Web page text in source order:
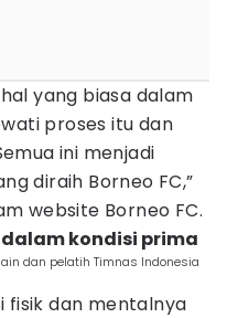
yang biasa dalam
proses itu dan
ini menjadi
diraih Borneo FC,”
website Borneo FC.
kondisi prima
dan pelatih Timnas Indonesia
fisik dan mentalnya